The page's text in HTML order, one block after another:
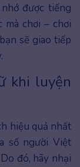
được tiếng
mà chơi – chơi
sẽ giao tiếp
khi luyện
hiệu quả nhất
số người Việt
đó, hãy nhại